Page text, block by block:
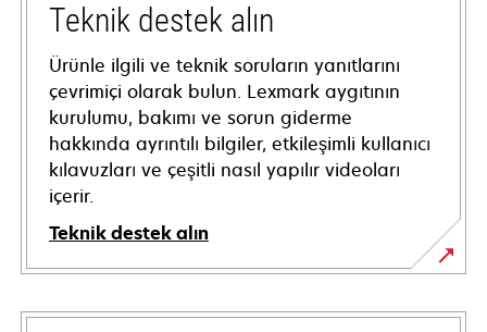
Teknik destek alın
Ürünle ilgili ve teknik soruların yanıtlarını
çevrimiçi olarak bulun. Lexmark aygıtının
kurulumu, bakımı ve sorun giderme
hakkında ayrıntılı bilgiler, etkileşimli kullanıcı
kılavuzları ve çeşitli nasıl yapılır videoları
içerir.
Teknik destek alın
opens
in